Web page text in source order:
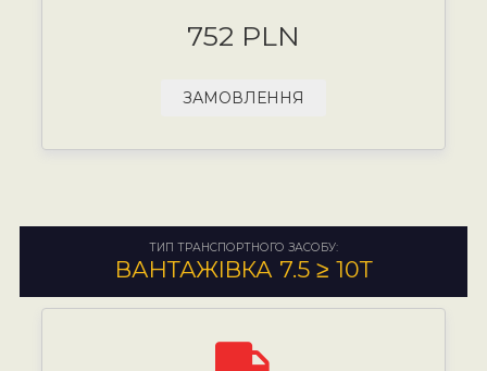
752 PLN
ЗАМОВЛЕННЯ
ТИП ТРАНСПОРТНОГО ЗАСОБУ:
ВАНТАЖІВКА 7.5 ≥ 10Т